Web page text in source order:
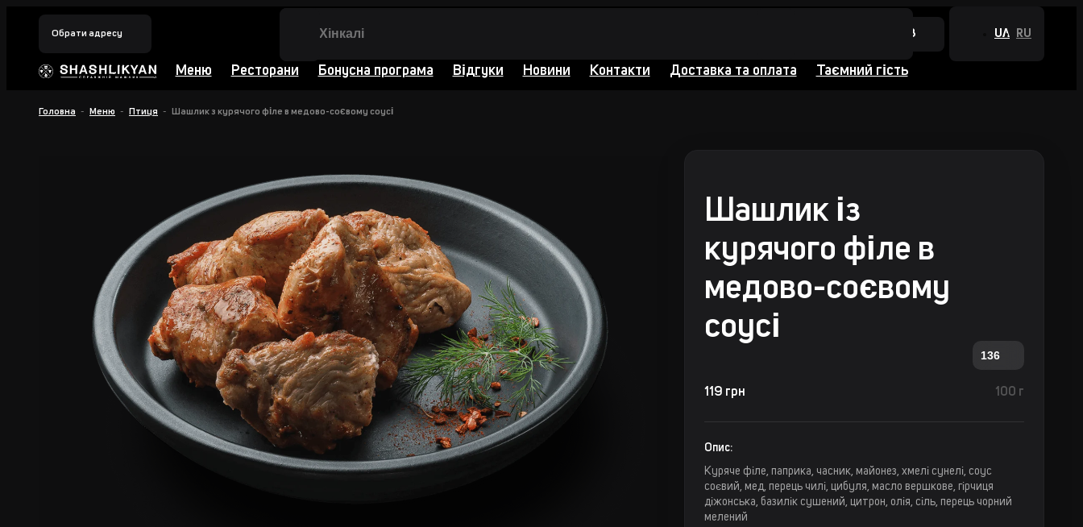
Обрати адресу +380 44 384 0988 UA RU
Меню Ресторани Бонусна програма Відгуки Новини Контакти Доставка та оплата Таємний гість
Головна Меню Птиця Шашлик з курячого філе в медово-соєвому соусі
Шашлик із
курячого філе в
медово-соєвому
соусі
136
119 грн 100 г
Опис:
Куряче філе, паприка, часник, майонез, хмелі сунелі, соус
соєвий, мед, перець чилі, цибуля, масло вершкове, гірчиця
діжонська, базилік сушений, цитрон, олія, сіль, перець чорний
мелений